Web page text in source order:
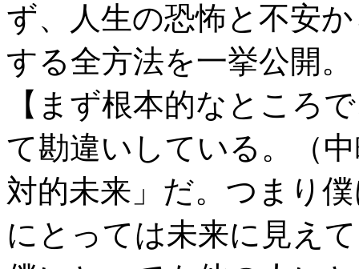
ず、人生の恐怖と不安
する全方法を一挙公開。
【まず根本的なところ
て勘違いしている。（
対的未来」だ。つまり
にとっては未来に見え